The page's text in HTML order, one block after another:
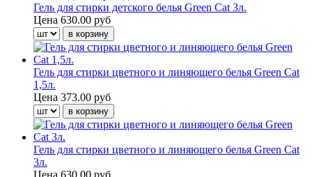
Гель для стирки детского белья Green Cat 3л.
Цена 630.00 руб
Гель для стирки цветного и линяющего белья Green Cat
1,5л.
Цена 373.00 руб
Гель для стирки цветного и линяющего белья Green Cat
3л.
Цена 630.00 руб